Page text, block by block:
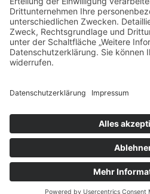
Naunynstraße 80
10997 Berlin
Telefon +49 (0) 152 01